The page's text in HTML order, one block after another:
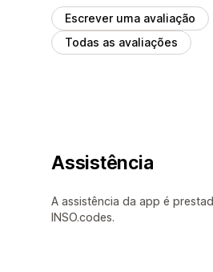
Escrever uma avaliação
Todas as avaliações
Assistência
A assistência da app é
INSO.codes.